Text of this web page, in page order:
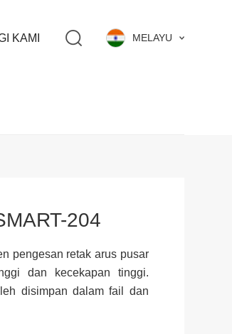
KAMI MELAYU
204
pengesan retak arus pusar
dan kecekapan tinggi.
disimpan dalam fail dan